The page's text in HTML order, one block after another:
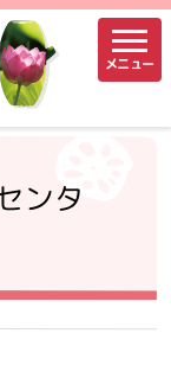
メニュー
ンタ